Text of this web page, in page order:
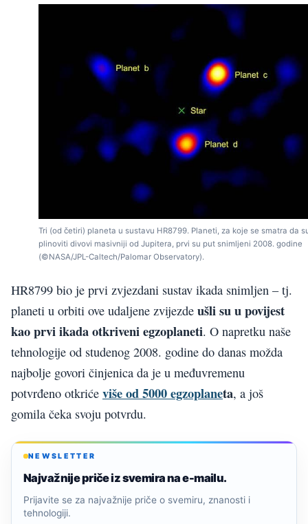
Tri (od četiri) planeta u sustavu HR8799. Planeti, za koje se smatra da
plinoviti divovi masivniji od Jupitera, prvi su put snimljeni 2008. godine
(©NASA/JPL-Caltech/Palomar Observatory).
HR8799 bio je prvi zvjezdani sustav ikada snimljen – tj.
planeti u orbiti ove udaljene zvijezde ušli su u povijest
kao prvi ikada otkriveni egzoplaneti. O napretku naše
tehnologije od studenog 2008. godine do danas možda
najbolje govori činjenica da je u međuvremenu
potvrđeno otkriće više od 5000 egzoplaneta, a još
gomila čeka svoju potvrdu.
NEWSLETTER
Najvažnije priče iz svemira na e-mailu.
Prijavite se za najvažnije priče o svemiru, znanosti i
tehnologiji.